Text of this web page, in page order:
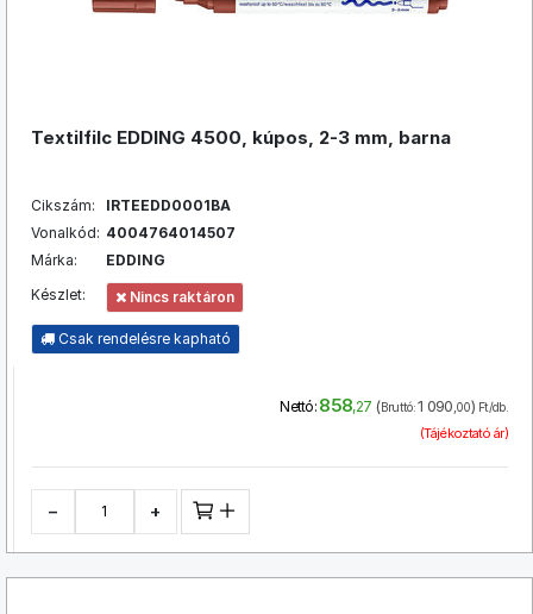
Textilfilc EDDING 4500, kúpos, 2-3 mm, barna
Cikszám:
IRTEEDD0001BA
Vonalkód: 4004764014507
Márka:
EDDING
Készlet:
Nincs raktáron
Csak rendelésre kapható
Nettó: 858,27 (Bruttó:1 090,00) Ft/db.
(Tájékoztató ár)
− +